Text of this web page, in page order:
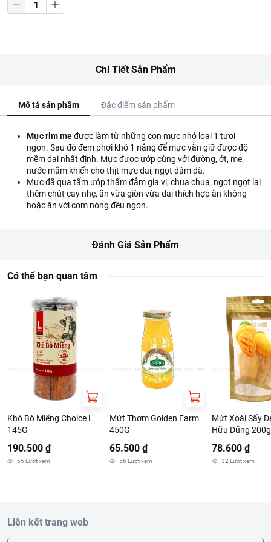
Chi Tiết Sản Phẩm
Mô tả sản phẩm Đặc điểm sản phẩm
Mực rim međược làm từ những con mực nhỏ loại 1 tươi
ngon. Sau đó đem phơi khô 1 nắng để mực vẫn giữ được độ
mềm dai nhất định. Mực được ướp cùng với đường, ớt, me,
nước mắm khiến cho thịt mực dai, ngọt đậm đà.
Mực đã qua tẩm ướp thấm đẫm gia vị, chua chua, ngọt ngọt lại
thêm chút cay nhẹ, ăn vừa giòn vừa dai thích hợp ăn không
hoặc ăn với cơm nóng đều ngon.
Đánh Giá Sản Phẩm
Có thể bạn quan tâm
Khô Bò Miếng Choice L
145G
190.500 ₫
55Lượt xem
Mứt Thơm Golden Farm
450G
65.500 ₫
56 Lượt xem
Mứt Xoài Sấy
Hữu Dũng 200g
78.600 ₫
32 Lượt xem
Liên kết trang web